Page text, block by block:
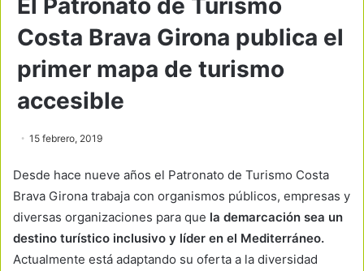
El Patronato de Turismo
Costa Brava Girona publica el
primer mapa de turismo
accesible
15 febrero, 2019
Desde hace nueve años el Patronato de Turismo Costa
Brava Girona trabaja con organismos públicos, empresas y
diversas organizaciones para que la demarcación sea un
destino turístico inclusivo y líder en el Mediterráneo.
Actualmente está adaptando su oferta a la diversidad